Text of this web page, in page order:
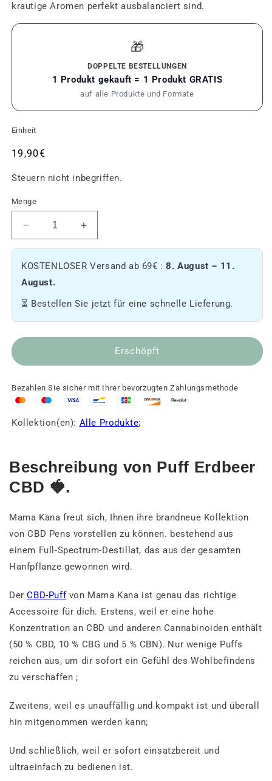
krautige Aromen perfekt ausbalanciert sind.
🎁
DOPPELTE BESTELLUNGEN
1 Produkt gekauft = 1 Produkt GRATIS
auf alle Produkte und Formate
Einheit
Üblicher
19,90€
Steuern nicht inbegriffen.
Menge
Reduziere
die
an
Puff
CBD
🍓.
Die
Menge
Puff
erhöhen
🍓.
KOSTENLOSER Versand ab 69€ :8. August – 11.
August.
⏳ Bestellen Sie jetzt für eine schnelle Lieferung.
Erschöpft
Bezahlen Sie sicher mit Ihrer bevorzugten Zahlungsmethode
Kollektion(en): Alle Produkte;
Beschreibung von Puff Erdbeer
CBD 🍓.
Mama Kana freut sich, Ihnen ihre brandneue Kollektion
von CBD Pens vorstellen zu können. bestehend aus
einem Full-Spectrum-Destillat, das aus der gesamten
Hanfpflanze gewonnen wird.
DerCBD-Puffvon Mama Kana ist genau das richtige
Accessoire für dich. Erstens, weil er eine hohe
Konzentration an CBD und anderen Cannabinoiden enthält
(50 % CBD, 10 % CBG und 5 % CBN). Nur wenige Puffs
reichen aus, um dir sofort ein Gefühl des Wohlbefindens
zu verschaffen ;
Zweitens, weil es unauffällig und kompakt ist und überall
hin mitgenommen werden kann;
Und schließlich, weil er sofort einsatzbereit und
ultraeinfach zu bedienen ist.